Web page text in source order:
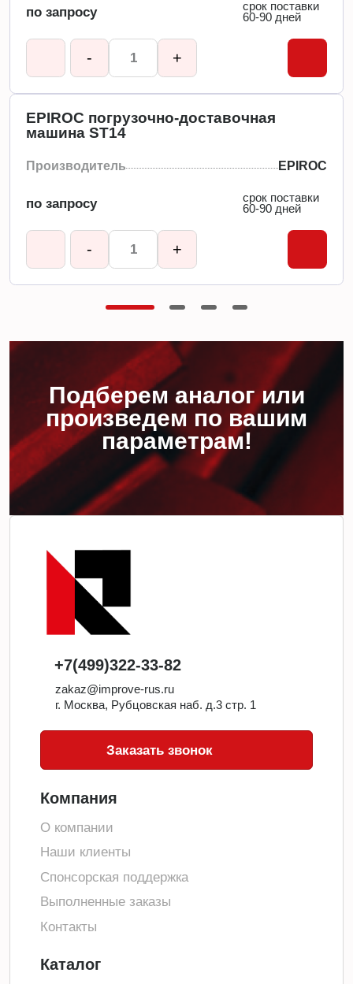
по запросу
срок поставки
60-90 дней
- +
EPIROC погрузочно-доставочная
машина ST14
Производитель EPIROC
по запросу
срок поставки
60-90 дней
- +
Подберем аналог или
произведем по вашим
параметрам!
+7(499)322-33-82
zakaz@improve-rus.ru
г. Москва, Рубцовская наб. д.3 стр. 1
Заказать звонок
Компания
О компании
Наши клиенты
Спонсорская поддержка
Выполненные заказы
Контакты
Каталог